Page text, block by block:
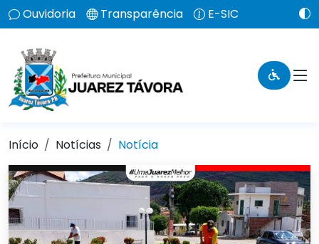
Ouvidoria Transparência E-SIC
Início Notícias Notícia